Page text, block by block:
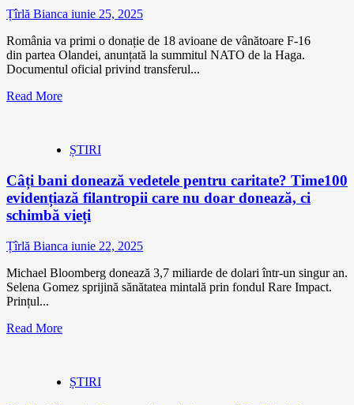
Țîrlă Bianca iunie 25, 2025
România va primi o donație de 18 avioane de vânătoare F-16
din partea Olandei, anunțată la summitul NATO de la Haga.
Documentul oficial privind transferul...
Read More
ȘTIRI
Câți bani donează vedetele pentru caritate? Time100
evidențiază filantropii care nu doar donează, ci
schimbă vieți
Țîrlă Bianca iunie 22, 2025
Michael Bloomberg donează 3,7 miliarde de dolari într-un singur an.
Selena Gomez sprijină sănătatea mintală prin fondul Rare Impact.
Prințul...
Read More
ȘTIRI